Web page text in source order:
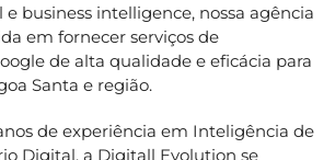
business intelligence, nossa agência
em fornecer serviços de
de alta qualidade e eficácia para
Santa e região.
de experiência em Inteligência de
Digital, a Digitall Evolution se